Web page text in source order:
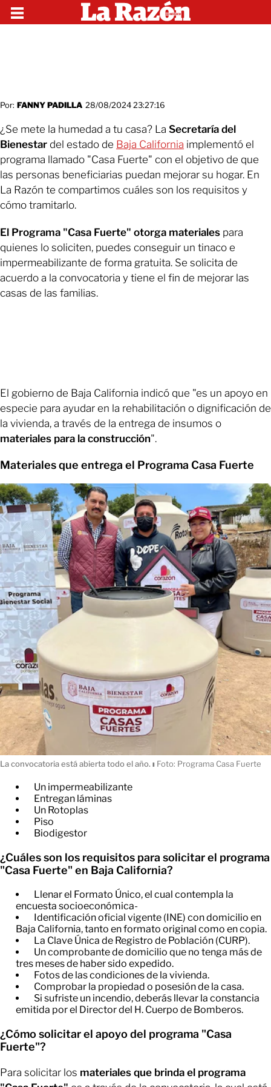
Por: FANNY PADILLA 28/08/2024 23:27:16
¿Se mete la humedad a tu casa? La Secretaría del
Bienestar del estado de Baja California implementó el
programa llamado "Casa Fuerte" con el objetivo de que
las personas beneficiarias puedan mejorar su hogar. En
La Razón te compartimos cuáles son los requisitos y
cómo tramitarlo.
El Programa "Casa Fuerte" otorga materiales para
quienes lo soliciten, puedes conseguir un tinaco e
impermeabilizante de forma gratuita. Se solicita de
acuerdo a la convocatoria y tiene el fin de mejorar las
casas de las familias.
El gobierno de Baja California indicó que "es un apoyo en
especie para ayudar en la rehabilitación o dignificación de
la vivienda, a través de la entrega de insumos o
materiales para la construcción".
Materiales que entrega el Programa Casa Fuerte
La convocatoria está abierta todo el año. ı Foto: Programa Casa Fuerte
Un impermeabilizante
Entregan láminas
Un Rotoplas
Piso
​Biodigestor
¿Cuáles son los requisitos para solicitar el programa
"Casa Fuerte" en Baja California?
Llenar el Formato Único, el cual contempla la
encuesta socioeconómica-
Identificación oficial vigente (INE) con domicilio en
Baja California, tanto en formato original como en copia.
La Clave Única de Registro de Población (CURP).
Un comprobante de domicilio que no tenga más de
tres meses de haber sido expedido.
Fotos de las condiciones de la vivienda.
Comprobar la propiedad o posesión de la casa.
Si sufriste un incendio, deberás llevar la constancia
emitida por el Director del H. Cuerpo de Bomberos.
¿Cómo solicitar el apoyo del programa "Casa
Fuerte"?
Para solicitar los materiales que brinda el programa